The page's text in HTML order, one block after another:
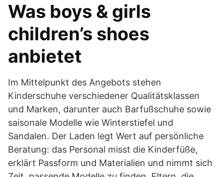
Was boys & girls
children’s shoes
anbietet
Im Mittelpunkt des Angebots stehen
Kinderschuhe verschiedener Qualitätsklassen
und Marken, darunter auch Barfußschuhe sowie
saisonale Modelle wie Winterstiefel und
Sandalen. Der Laden legt Wert auf persönliche
Beratung: das Personal misst die Kinderfüße,
erklärt Passform und Materialien und nimmt sich